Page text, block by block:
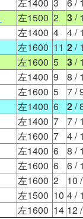
左1400 3 6/
左1500 2 3/
左1400 4 4/
左1600 11 2/
左1600 5 3/
左1400 9 8 /
左1600 5 7/
左1400 6 2/
左1400 7 7/
左1600 7 4/
左1400 6 8 /
左1600 6 6/
左1600 2 10
左1500 10 4/
左1600 14 12